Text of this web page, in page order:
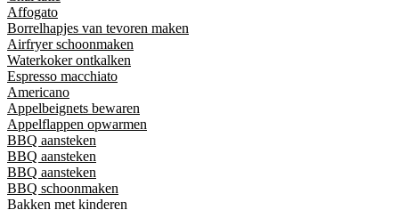
Affogato
Borrelhapjes van tevoren maken
Airfryer schoonmaken
Waterkoker ontkalken
Espresso macchiato
Americano
Appelbeignets bewaren
Appelflappen opwarmen
BBQ aansteken
BBQ aansteken
BBQ aansteken
BBQ schoonmaken
Bakken met kinderen